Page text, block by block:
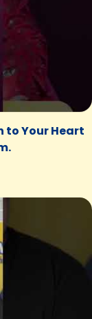
to Your Heart